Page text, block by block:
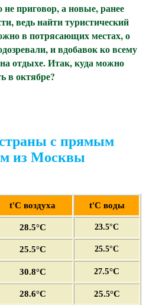
не приговор, а новые, ранее
ведь найти туристический
в потрясающих местах, о
и вдобавок ко всему
отдыхе. Итак, куда можно
в октябре?
с прямым
из Москвы
t'С воздуха t'С воды
28.5°C 23.5°C
25.5°C 25.5°C
30.8°C 27.5°C
28.6°C 25.5°C